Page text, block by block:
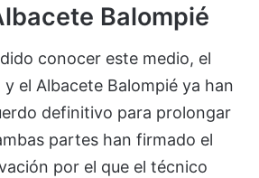
Balompié
conocer este medio, el
el Albacete Balompié ya han
definitivo para prolongar
partes han firmado el
por el que el técnico